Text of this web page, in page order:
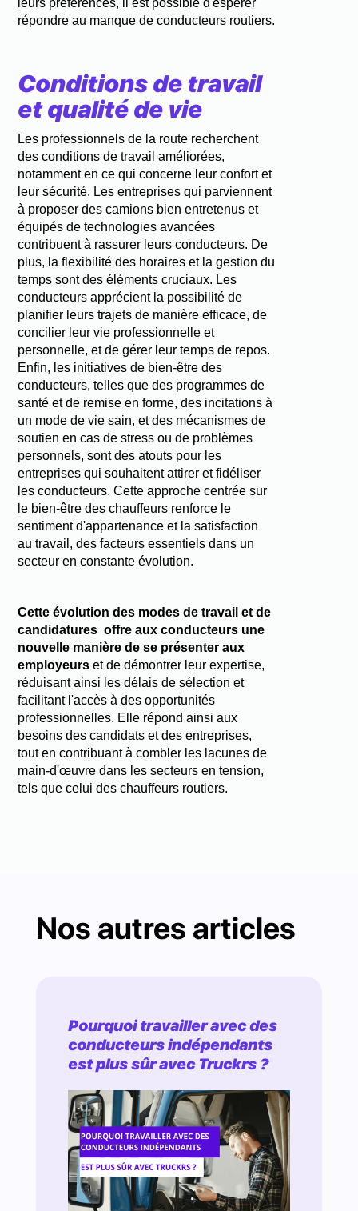
répondre au manque de conducteurs routiers.
Conditions de travail
et qualité de vie
Les professionnels de la route recherchent
des conditions de travail améliorées,
notamment en ce qui concerne leur confort et
leur sécurité. Les entreprises qui parviennent
à proposer des camions bien entretenus et
équipés de technologies avancées
contribuent à rassurer leurs conducteurs. De
plus, la flexibilité des horaires et la gestion du
temps sont des éléments cruciaux. Les
conducteurs apprécient la possibilité de
planifier leurs trajets de manière efficace, de
concilier leur vie professionnelle et
personnelle, et de gérer leur temps de repos.
Enfin, les initiatives de bien-être des
conducteurs, telles que des programmes de
santé et de remise en forme, des incitations à
un mode de vie sain, et des mécanismes de
soutien en cas de stress ou de problèmes
personnels, sont des atouts pour les
entreprises qui souhaitent attirer et fidéliser
les conducteurs. Cette approche centrée sur
le bien-être des chauffeurs renforce le
sentiment d'appartenance et la satisfaction
au travail, des facteurs essentiels dans un
secteur en constante évolution.
Cette évolution des modes de travail et de
candidatures offre aux conducteurs une
nouvelle manière de se présenter aux
employeurset de démontrer leur expertise,
réduisant ainsi les délais de sélection et
facilitant l'accès à des opportunités
professionnelles. Elle répond ainsi aux
besoins des candidats et des entreprises,
tout en contribuant à combler les lacunes de
main-d'œuvre dans les secteurs en tension,
tels que celui des chauffeurs routiers.
Nos autres articles
Pourquoi travailler avec des
conducteurs indépendants
est plus sûr avec Truckrs ?